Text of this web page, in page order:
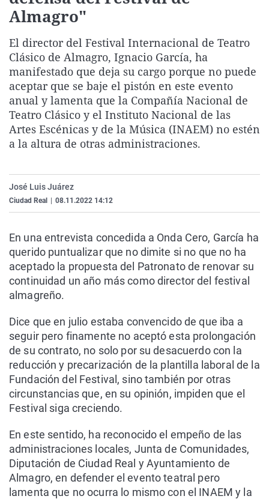
Como el perro y el
Equipo de
Operación Viuda
La Rioja
Navarra
País Vasco
Elecciones
Almagro"
El director del Festival Internacional de Teatro
Clásico de Almagro, Ignacio García, ha
manifestado que deja su cargo porque no puede
aceptar que se baje el pistón en este evento
anual y lamenta que la Compañía Nacional de
Teatro Clásico y el Instituto Nacional de las
Artes Escénicas y de la Música (INAEM) no estén
a la altura de otras administraciones.
José Luis Juárez
Ciudad Real 08.11.2022 14:12
En una entrevista concedida a Onda Cero, García ha
querido puntualizar que no dimite si no que no ha
aceptado la propuesta del Patronato de renovar su
continuidad un año más como director del festival
almagreño.
Dice que en julio estaba convencido de que iba a
seguir pero finamente no aceptó esta prolongación
de su contrato, no solo por su desacuerdo con la
reducción y precarización de la plantilla laboral de la
Fundación del Festival, sino también por otras
circunstancias que, en su opinión, impiden que el
Festival siga creciendo.
En este sentido, ha reconocido el empeño de las
administraciones locales, Junta de Comunidades,
Diputación de Ciudad Real y Ayuntamiento de
Almagro, en defender el evento teatral pero
lamenta que no ocurra lo mismo con el INAEM y la